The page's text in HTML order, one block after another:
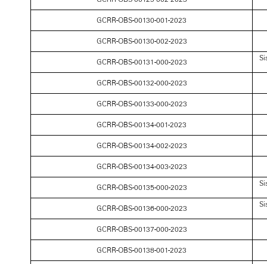
GCRR-OBS-00130-001-2023
GCRR-OBS-00130-002-2023
GCRR-OBS-00131-000-2023
GCRR-OBS-00132-000-2023
GCRR-OBS-00133-000-2023
GCRR-OBS-00134-001-2023
GCRR-OBS-00134-002-2023
GCRR-OBS-00134-003-2023
GCRR-OBS-00135-000-2023
GCRR-OBS-00136-000-2023
GCRR-OBS-00137-000-2023
GCRR-OBS-00138-001-2023